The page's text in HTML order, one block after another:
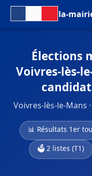
la-
Élections
Voivres-lès-
Voivres-lès-le-Mans
📊 Résultats 1er
🗳️ 2 listes (T1)